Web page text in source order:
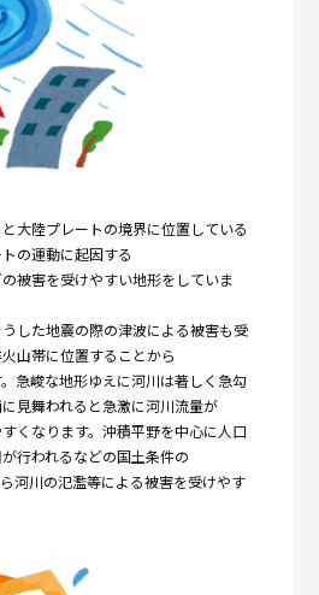
大陸プレートの境界に位置している
の運動に起因する
被害を受けやすい地形をしていま
した地震の際の津波による被害も受
山帯に位置することから
急峻な地形ゆえに河川は著しく急勾
見舞われると急激に河川流量が
くなります。沖積平野を中心に人口
行われるなどの国土条件の
河川の氾濫等による被害を受けやす